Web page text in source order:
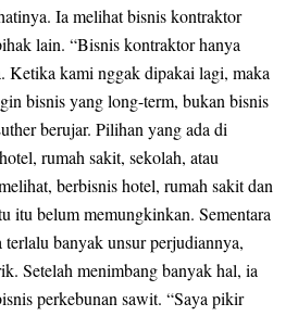
Ia melihat bisnis kontraktor
lain. “Bisnis kontraktor hanya
Ketika kami nggak dipakai lagi, maka
bisnis yang long-term, bukan bisnis
berujar. Pilihan yang ada di
rumah sakit, sekolah, atau
berbisnis hotel, rumah sakit dan
itu belum memungkinkan. Sementara
terlalu banyak unsur perjudiannya,
Setelah menimbang banyak hal, ia
perkebunan sawit. “Saya pikir